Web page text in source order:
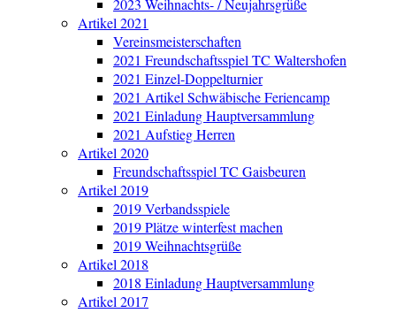
2023 Weihnachts- / Neujahrsgrüße
Artikel 2021
Vereinsmeisterschaften
2021 Freundschaftsspiel TC Waltershofen
2021 Einzel-Doppelturnier
2021 Artikel Schwäbische Feriencamp
2021 Einladung Hauptversammlung
2021 Aufstieg Herren
Artikel 2020
Freundschaftsspiel TC Gaisbeuren
Artikel 2019
2019 Verbandsspiele
2019 Plätze winterfest machen
2019 Weihnachtsgrüße
Artikel 2018
2018 Einladung Hauptversammlung
Artikel 2017